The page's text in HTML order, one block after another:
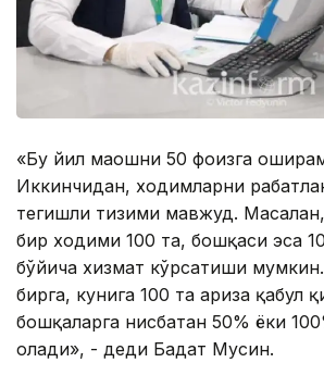
«Бу йил маошни 50 фоизга
Иккинчидан, ходимларни
тегишли тизими мавжуд.
бир ходими 100 та, бошқаси эса
бўйича хизмат кўрсатиши
бирга, кунига 100 та ариза қабул
бошқаларга нисбатан 50% ёки
олади», - деди Бағдат Мусин.